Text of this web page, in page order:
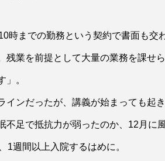
時までの勤務という契約で書面も交
残業を前提として大量の業務を課せ
」。
インだったが、講義が始まっても起
不足で抵抗力が弱ったのか、12月に
1週間以上入院するはめに。